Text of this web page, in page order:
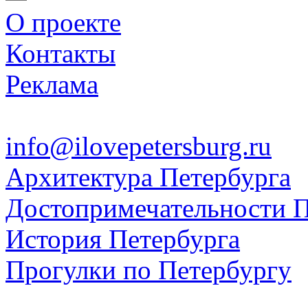
О проекте
Контакты
Реклама
info@ilovepetersburg.ru
Архитектура Петербурга
Достопримечательности
История Петербурга
Прогулки по Петербургу